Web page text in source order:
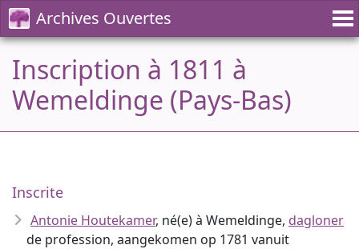
Archives Ouvertes
Inscription à 1811 à
Wemeldinge (Pays-Bas)
Inscrite
Antonie Houtekamer, né(e) à Wemeldinge, dagloner
de profession, aangekomen op 1781 vanuit